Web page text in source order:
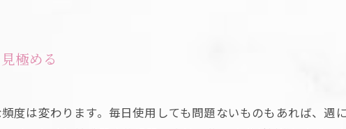
極める
度は変わります。毎日使用しても問題ないものもあれば、週